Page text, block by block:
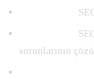
sorunlarının